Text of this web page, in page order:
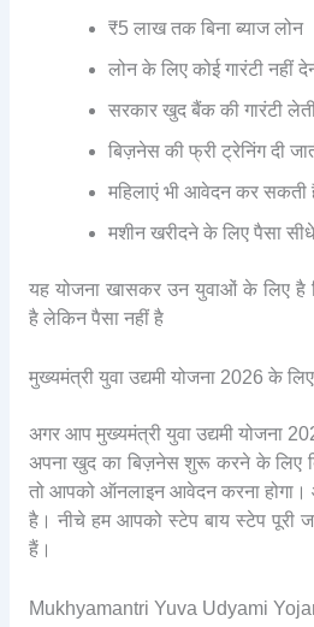
₹5 लाख तक बिना ब्याज लोन
लोन के लिए कोई गारंटी नहीं
सरकार खुद बैंक की गारंटी
बिज़नेस की फ्री ट्रेनिंग दी
महिलाएं भी आवेदन कर सकती
मशीन खरीदने के लिए पैसा
यह योजना खासकर उन युवाओं के लिए है
है लेकिन पैसा नहीं है
मुख्यमंत्री युवा उद्यमी योजना 2026 के
अगर आप मुख्यमंत्री युवा उद्यमी योजना
अपना खुद का बिज़नेस शुरू करने के लिए
तो आपको ऑनलाइन आवेदन करना
है। नीचे हम आपको स्टेप बाय स्टेप पूरी
हैं।
Mukhyamantri Yuva Udyami